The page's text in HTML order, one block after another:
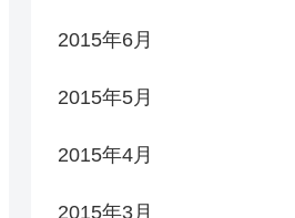
2015年6月
2015年5月
2015年4月
2015年3月